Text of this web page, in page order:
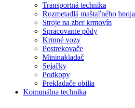
Transportná technika
Rozmetadlá maštaľného hnoja
Stroje na zber krmovín
Spracovanie pôdy
Krmné vozy
Postrekovače
Mininakladač
Sejačky
Podkopy
Prekladače obilia
Komunálna technika